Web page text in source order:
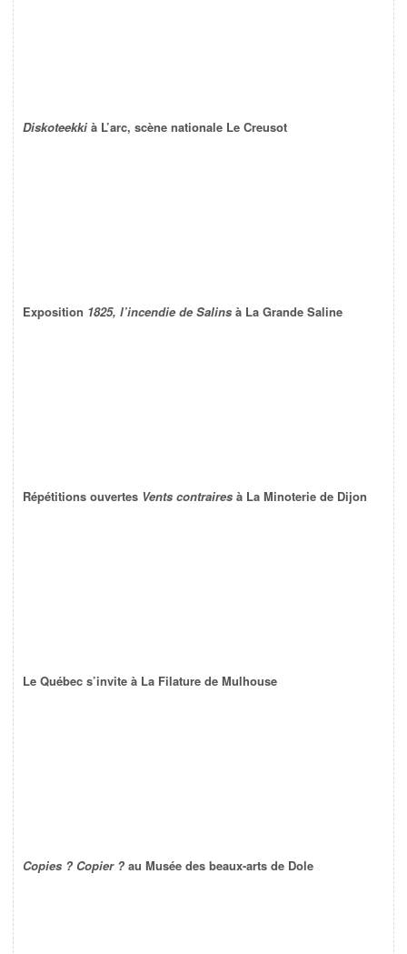
Diskoteekki à L’arc, scène nationale Le Creusot
Exposition 1825, l’incendie de Salins à La Grande Saline
Répétitions ouvertes Vents contraires à La Minoterie de Dijon
Le Québec s’invite à La Filature de Mulhouse
Copies ? Copier ? au Musée des beaux-arts de Dole